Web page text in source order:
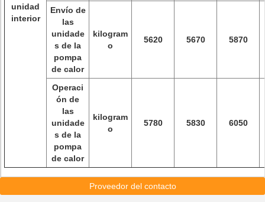
unidad
interior
Envío de
las
unidade
s de la
pompa
de calor
kilogram
o
5620 5670 5870
Operaci
ón de
las
unidade
s de la
pompa
de calor
kilogram
o
5780 5830 6050
Proveedor del contacto